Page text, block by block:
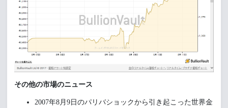
その他の市場のニュース
2007年8月9日のパリバショックから引き起こった世界金